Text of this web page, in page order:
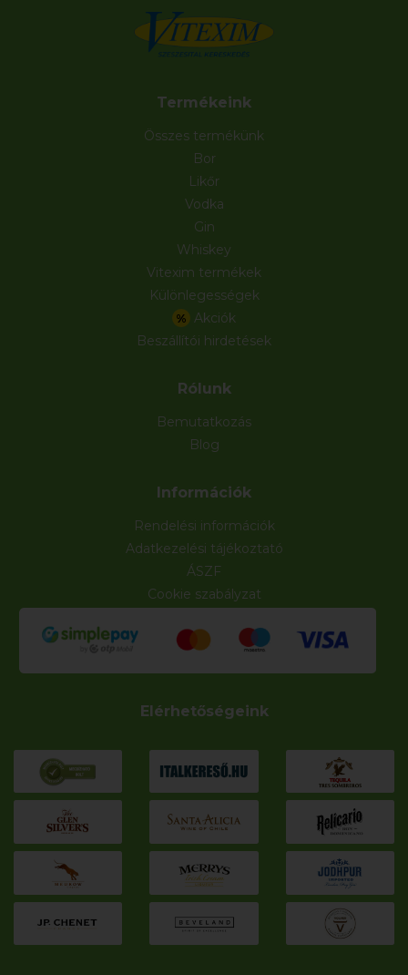
Termékeink
Összes termékünk
Bor
Likőr
Vodka
Gin
Whiskey
Vitexim termékek
Különlegességek
%
Akciók
Beszállítói hirdetések
Rólunk
Bemutatkozás
Blog
Információk
Rendelési információk
Adatkezelési tájékoztató
ÁSZF
Cookie szabályzat
Elérhetőségeink